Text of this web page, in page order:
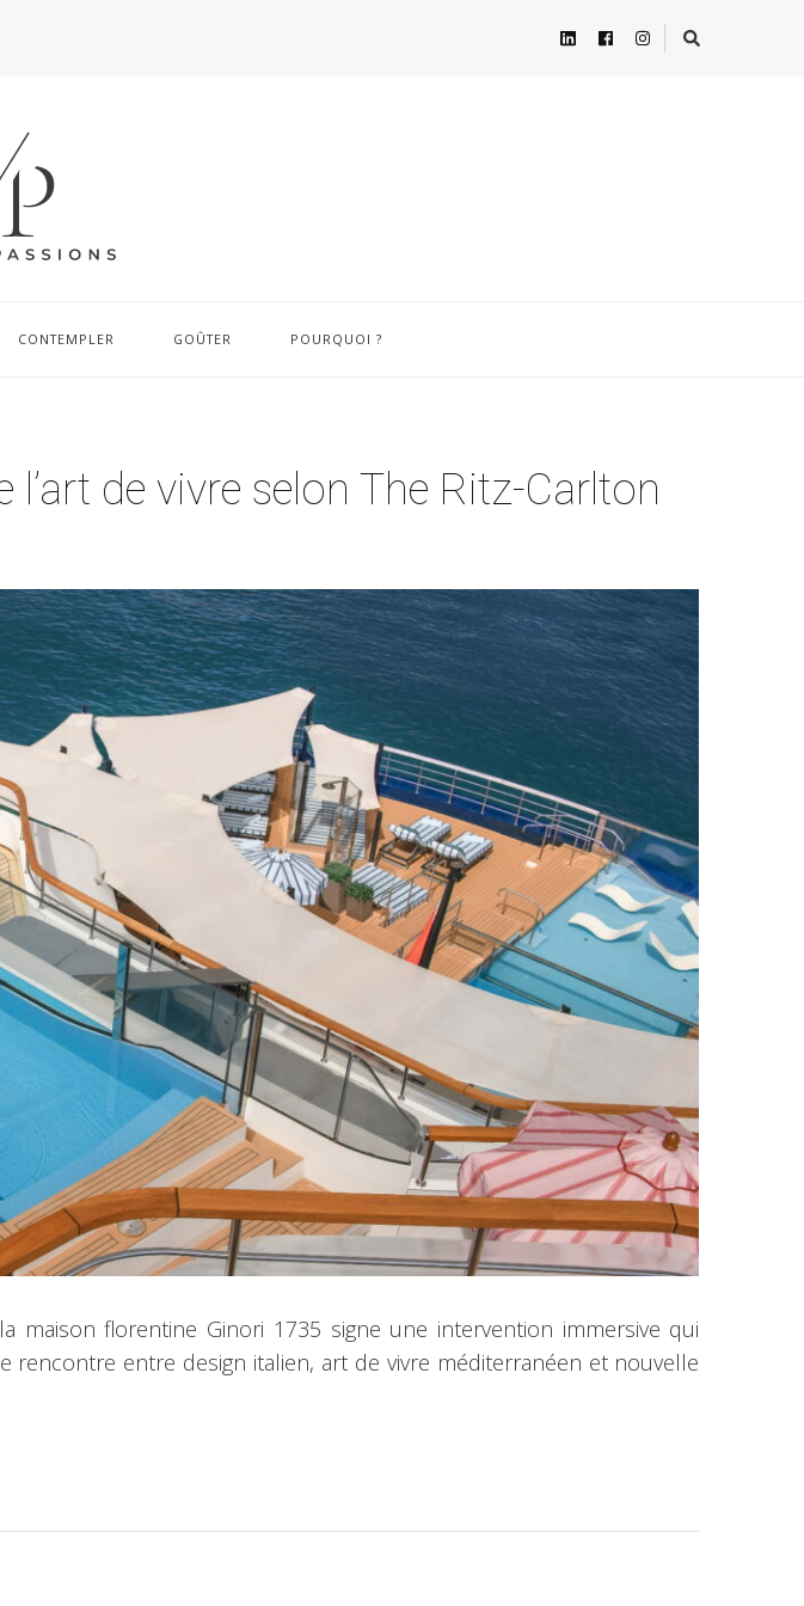
CONTEMPLER GOÛTER POURQUOI ?
de vivre selon The Ritz-Carlton
maison florentine Ginori 1735 signe une intervention immersive qui
rencontre entre design italien, art de vivre méditerranéen et nouvelle